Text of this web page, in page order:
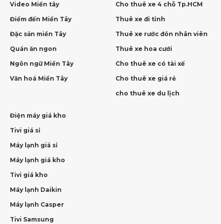
Video Miền tây
Điểm đến Miền Tây
Đặc sản miền Tây
Quán ăn ngon
Ngôn ngữ Miền Tây
Văn hoá Miền Tây
Cho thuê xe 4 chỗ Tp.HCM
Thuê xe đi tỉnh
Thuê xe rước đón nhân viên
Thuê xe hoa cưới
Cho thuê xe có tài xế
Cho thuê xe giá rẻ
cho thuê xe du lịch
Điện máy giá kho
Tivi giá sỉ
Máy lạnh giá sỉ
Máy lạnh giá kho
Tivi giá kho
Máy lạnh Daikin
Máy lạnh Casper
Tivi Samsung